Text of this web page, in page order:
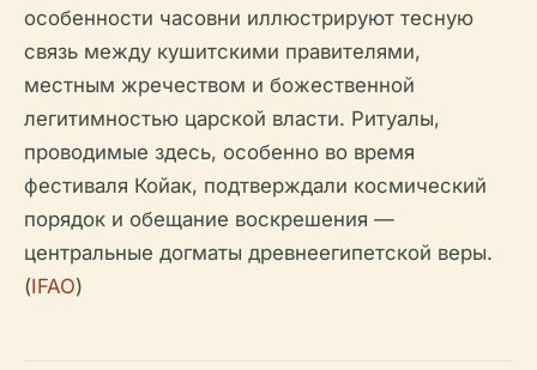
особенности часовни иллюстрируют тесную
связь между кушитскими правителями,
местным жречеством и божественной
легитимностью царской власти. Ритуалы,
проводимые здесь, особенно во время
фестиваля Койак, подтверждали космический
порядок и обещание воскрешения —
центральные догматы древнеегипетской веры.
(IFAO)